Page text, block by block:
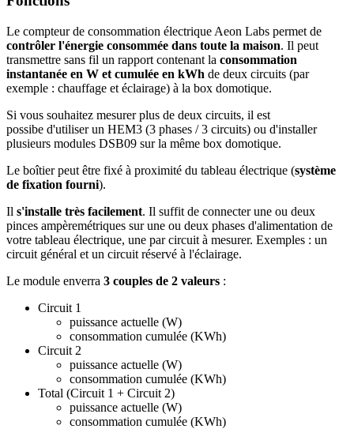
Le compteur de consommation électrique Aeon Labs permet de
contrôler l'énergie consommée dans toute la maison. Il peut
transmettre sans fil un rapport contenant la consommation
instantanée en W et cumulée en kWh de deux circuits (par
exemple : chauffage et éclairage) à la box domotique.
Si vous souhaitez mesurer plus de deux circuits, il est
possibe d'utiliser un HEM3 (3 phases / 3 circuits) ou d'installer
plusieurs modules DSB09 sur la même box domotique.
Le boîtier peut être fixé à proximité du tableau électrique (système
de fixation fourni).
Il s'installe très facilement. Il suffit de connecter une ou deux
pinces ampèremétriques sur une ou deux phases d'alimentation de
votre tableau électrique, une par circuit à mesurer. Exemples : un
circuit général et un circuit réservé à l'éclairage.
Le module enverra 3 couples de 2 valeurs :
Circuit 1
puissance actuelle (W)
consommation cumulée (KWh)
Circuit 2
puissance actuelle (W)
consommation cumulée (KWh)
Total (Circuit 1 + Circuit 2)
puissance actuelle (W)
consommation cumulée (KWh)